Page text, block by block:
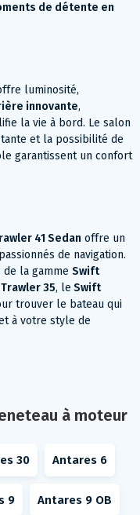
de détente en
luminosité,
innovante,
la vie à bord. Le salon
et la possibilité de
garantissent un confort
41 Sedan offre un
de navigation.
la gamme Swift
35, le Swift
trouver le bateau qui
à votre style de
à moteur
30 Antares 6
9 Antares 9 OB